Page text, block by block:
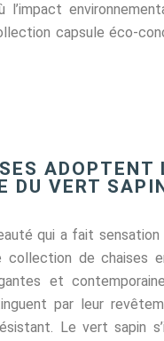
l’impact
capsule éco-
ADOPTENT
DU VERT
qui a fait sensation
collection de chaises
et
par leur
Le vert sapin